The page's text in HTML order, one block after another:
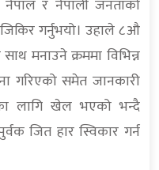
नेपाल र नेपाली जनताको
जिकिर गर्नुभयो। उहाले ८औ
मनाउने क्रममा विभिन्न
गरिएको समेत जानकारी
लागि खेल भएको भन्दै
जित हार स्विकार गर्न